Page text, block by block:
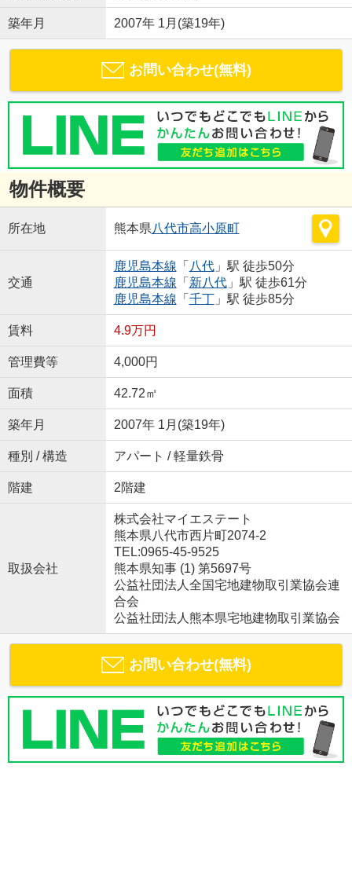
築年月 2007年 1月(築19年)
お問い合わせ(無料)
物件概要
所在地 熊本県八代市高小原町
交通
鹿児島本線 「 八代」駅 徒歩50分
鹿児島本線 「 新八代」駅 徒歩61分
鹿児島本線 「 千丁」駅 徒歩85分
賃料 4.9万円
管理費等 4,000円
面積 42.72㎡
築年月 2007年 1月(築19年)
種別 / 構造 アパート / 軽量鉄骨
階建 2階建
取扱会社
株式会社マイエステート
熊本県八代市西片町2074-2
TEL:0965-45-9525
熊本県知事 (1) 第5697号
公益社団法人全国宅地建物取引業協会連
合会
公益社団法人熊本県宅地建物取引業協会
お問い合わせ(無料)